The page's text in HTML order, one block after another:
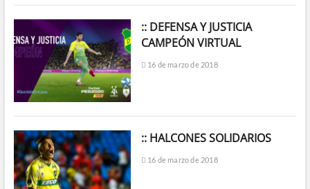
:: DEFENSA Y JUSTICIA
CAMPEÓN VIRTUAL
16 de marzo de 2018
:: HALCONES SOLIDARIOS
16 de marzo de 2018